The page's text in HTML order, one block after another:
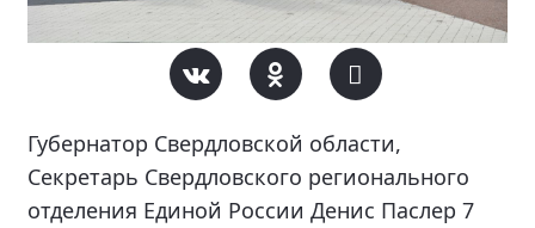
Губернатор Свердловской области,
Секретарь Свердловского регионального
отделения Единой России Денис Паслер 7